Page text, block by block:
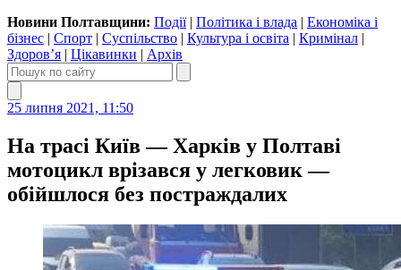
Новини Полтавщини: Події| Політика і влада | Економіка і
бізнес | Спорт | Суспільство | Культура і освіта | Кримінал |
Здоров’я | Цікавинки | Архів
25 липня 2021, 11:50
На трасі Київ — Харків у Полтаві
мотоцикл врізався у легковик —
обійшлося без постраждалих